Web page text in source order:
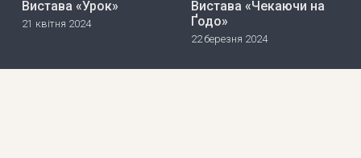
Вистава «Урок»
21 квітня 2024
Вистава «Чекаючи на
Ґодо»
22 березня 2024